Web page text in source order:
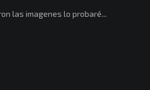
las imagenes lo probaré...